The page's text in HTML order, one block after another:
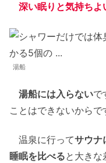
深い眠りと気持ちよ
湯船
湯船には入らないで
ことはできないからで
温泉に行ってサウナ
睡眠を比べると大きな